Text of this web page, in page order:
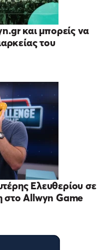
και μπορείς να
του
Ελευθερίου σε
στο Allwyn Game